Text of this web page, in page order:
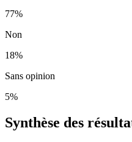
77%
Non
18%
Sans opinion
5%
Synthèse des